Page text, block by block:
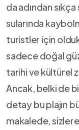
da adından
sularında
turistler için
sadece doğal
tarihi ve⁣ kültürel
Ancak, belki⁤ de
detay bu plajın
makalede, ‌sizlere